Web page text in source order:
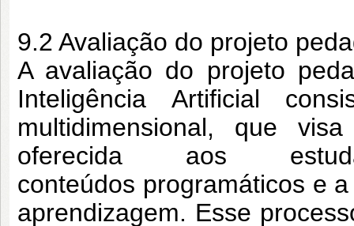
9.2 Avaliação do projeto
A avaliação do projeto
Inteligência Artificial
multidimensional, que
oferecida aos
conteúdos programáticos e
aprendizagem. Esse